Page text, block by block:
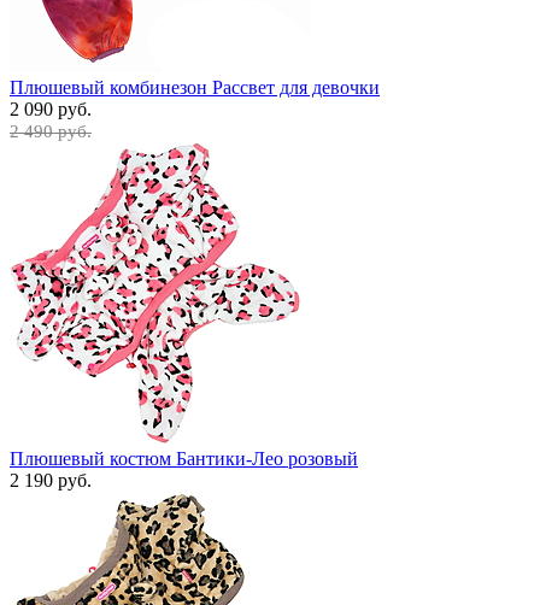
Плюшевый комбинезон Рассвет для девочки
2 090 руб.
2 490 руб.
Плюшевый костюм Бантики-Лео розовый
2 190 руб.